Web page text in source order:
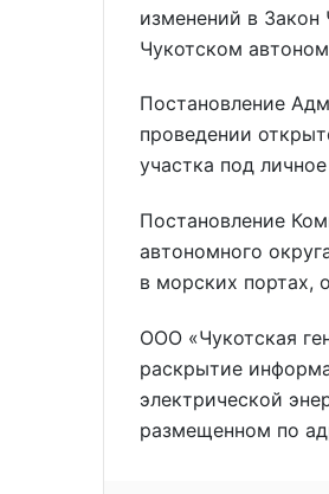
изменений в
Чукотском
Постановление
проведении
участка под
Постановление
автономного
в морских портах,
ООО «Чукотская
раскрытие
электрической
размещенном по